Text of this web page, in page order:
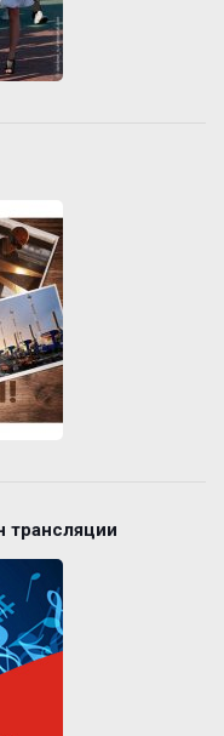
трансляции